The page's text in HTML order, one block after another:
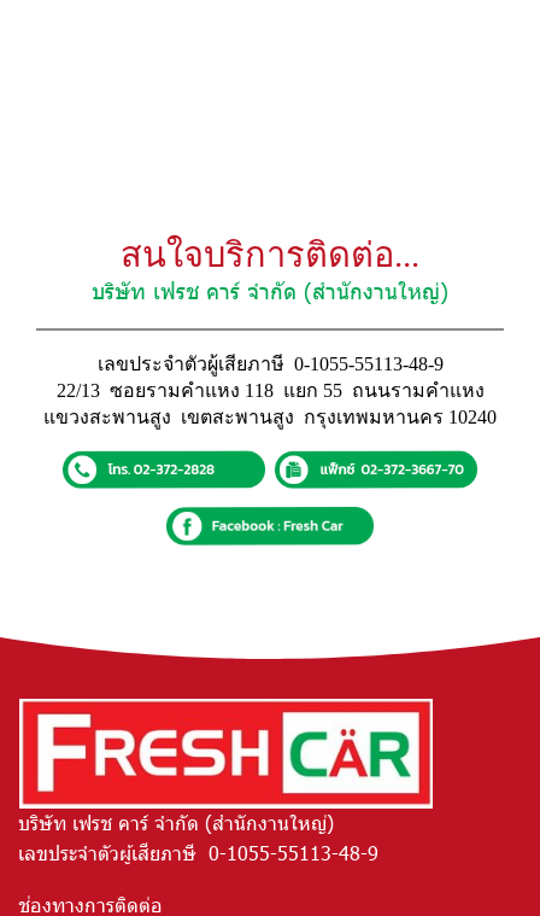
สนใจบริการติดต่อ...
บริษัท เฟรช คาร์ จำกัด (สำนักงานใหญ่)
เลขประจำตัวผู้เสียภาษี 0-1055-55113-48-9
22/13 ซอยรามคำแหง 118 แยก 55 ถนนรามคำแหง
แขวงสะพานสูง เขตสะพานสูง กรุงเทพมหานคร 10240
บริษัท เฟรช คาร์ จำกัด (สำนักงานใหญ่)
เลขประจำตัวผู้เสียภาษี 0-1055-55113-48-9
ช่องทางการติดต่อ